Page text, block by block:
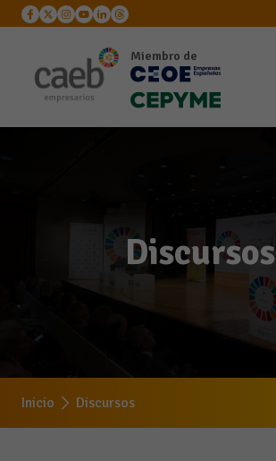
Miembro de
Discursos
Inicio Discursos